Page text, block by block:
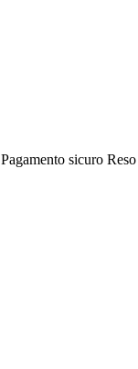
Pagamento sicuro